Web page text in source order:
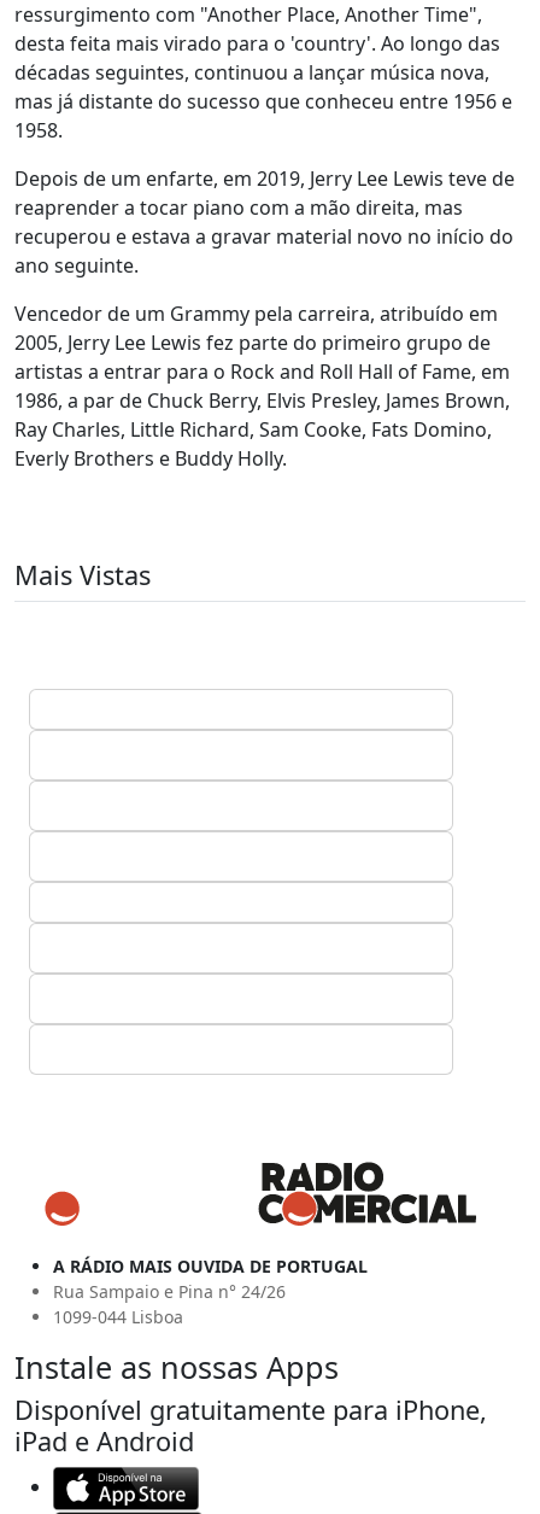
ressurgimento com "Another Place, Another Time",
desta feita mais virado para o 'country'. Ao longo das
décadas seguintes, continuou a lançar música nova,
mas já distante do sucesso que conheceu entre 1956 e
1958.
Depois de um enfarte, em 2019, Jerry Lee Lewis teve de
reaprender a tocar piano com a mão direita, mas
recuperou e estava a gravar material novo no início do
ano seguinte.
Vencedor de um Grammy pela carreira, atribuído em
2005, Jerry Lee Lewis fez parte do primeiro grupo de
artistas a entrar para o Rock and Roll Hall of Fame, em
1986, a par de Chuck Berry, Elvis Presley, James Brown,
Ray Charles, Little Richard, Sam Cooke, Fats Domino,
Everly Brothers e Buddy Holly.
Mais Vistas
A RÁDIO MAIS OUVIDA DE PORTUGAL
Rua Sampaio e Pina n° 24/26
1099-044 Lisboa
Instale as nossas Apps
Disponível gratuitamente para iPhone,
iPad e Android